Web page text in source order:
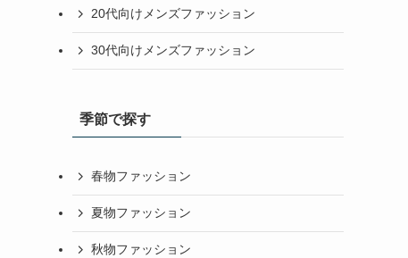
20代向けメンズファッション
30代向けメンズファッション
季節で探す
春物ファッション
夏物ファッション
秋物ファッション